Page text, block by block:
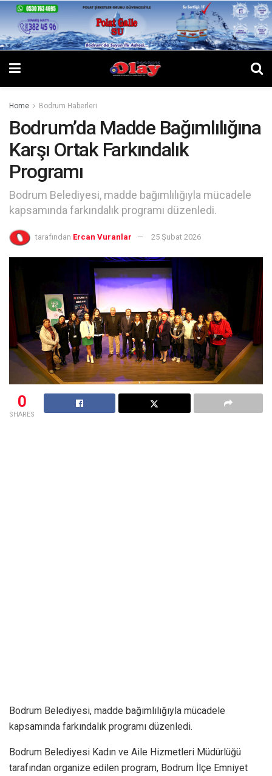
Home Bodrum Haberleri
Bodrum’da Madde Bağımlılığına
Karşı Ortak Farkındalık
Programı
Bodrum Belediyesi, madde bağımlılığıyla mücadele
kapsamında farkındalık programı düzenledi.
tarafından Ercan Vuranlar 25 Şubat 2026
0
SHARES
Bodrum Belediyesi, madde bağımlılığıyla mücadele
kapsamında farkındalık programı düzenledi.
Bodrum Belediyesi Kadın ve Aile Hizmetleri Müdürlüğü
tarafından organize edilen program, Bodrum İlçe Emniyet